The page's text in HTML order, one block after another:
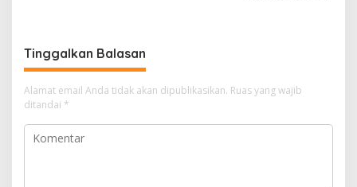
a
s
i
p
o
Tinggalkan Balasan
Alamat email Anda tidak akan dipublikasikan. Ruas yang wajib
ditandai *